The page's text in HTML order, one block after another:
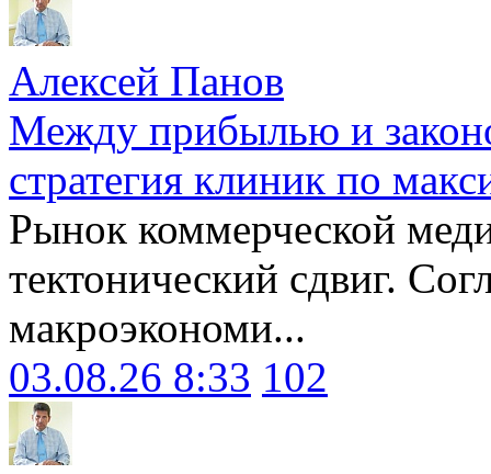
Алексей Панов
Между прибылью и
стратегия клиник по
Рынок коммерческой
тектонический сдвиг.
макроэкономи...
03.08.26 8:33 102